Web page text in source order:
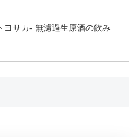
ヨサカ- 無濾過生原酒の飲み